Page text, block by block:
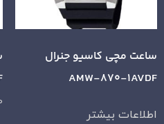
ساعت مچی کاسیو جنرال
AMW-870-1AVDF
اطلاعات بیشتر